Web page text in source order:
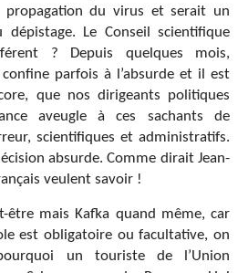
du virus et serait un
dépistage. Le Conseil scientifique
? Depuis quelques mois,
confine parfois à l’absurde et il est
que nos dirigeants politiques
aveugle à ces sachants de
scientifiques et administratifs.
absurde. Comme dirait Jean-
veulent savoir !
être mais Kafka quand même, car
est obligatoire ou facultative, on
un touriste de l’Union